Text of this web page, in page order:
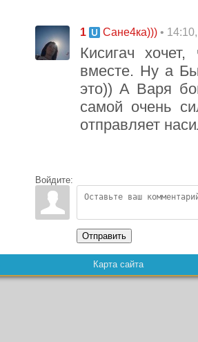
1 Сане4ка))) •
Кисигач
вместе. Ну а
это)) А Варя
самой очень
отправляет
Войдите:
Отправить
Карта сайта